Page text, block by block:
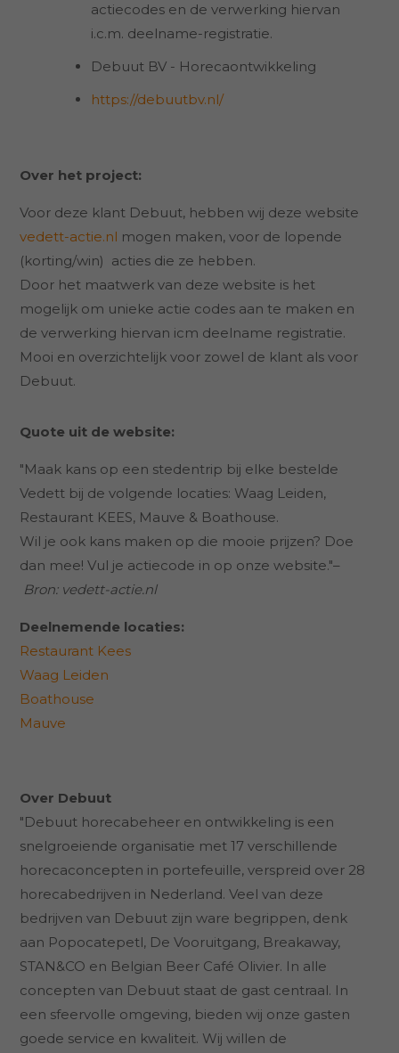
actiecodes en de verwerking hiervan
i.c.m. deelname-registratie.
Debuut BV - Horecaontwikkeling
https://debuutbv.nl/
Over het project:
Voor deze klant Debuut, hebben wij deze website
vedett-actie.nl mogen maken, voor de lopende
(korting/win) acties die ze hebben.
Door het maatwerk van deze website is het
mogelijk om unieke actie codes aan te maken en
de verwerking hiervan icm deelname registratie.
Mooi en overzichtelijk voor zowel de klant als voor
Debuut.
Quote uit de website:
"Maak kans op een stedentrip bij elke bestelde
Vedett bij de volgende locaties: Waag Leiden,
Restaurant KEES, Mauve & Boathouse.
Wil je ook kans maken op die mooie prijzen? Doe
dan mee! Vul je actiecode in op onze website."–
Bron: vedett-actie.nl
Deelnemende locaties:
Restaurant Kees
Waag Leiden
Boathouse
Mauve
Over Debuut
"Debuut horecabeheer en ontwikkeling is een
snelgroeiende organisatie met 17 verschillende
horecaconcepten in portefeuille, verspreid over 28
horecabedrijven in Nederland. Veel van deze
bedrijven van Debuut zijn ware begrippen, denk
aan Popocatepetl, De Vooruitgang, Breakaway,
STAN&CO en Belgian Beer Café Olivier. In alle
concepten van Debuut staat de gast centraal. In
een sfeervolle omgeving, bieden wij onze gasten
goede service en kwaliteit. Wij willen de